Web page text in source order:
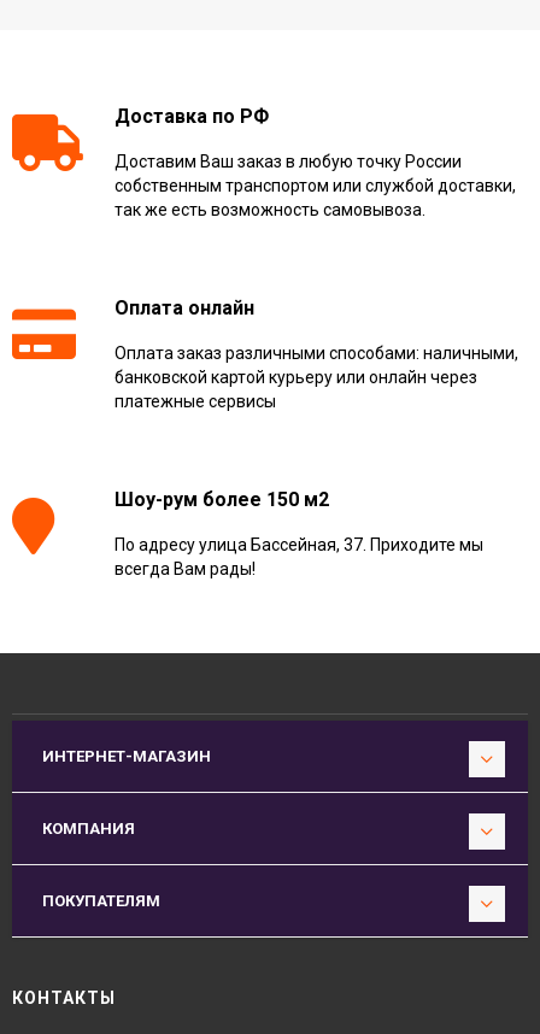
Доставка по РФ
Доставим Ваш заказ в любую точку России
собственным транспортом или службой доставки,
так же есть возможность самовывоза.
Оплата онлайн
Оплата заказ различными способами: наличными,
банковской картой курьеру или онлайн через
платежные сервисы
Шоу-рум более 150 м2
По адресу улица Бассейная, 37. Приходите мы
всегда Вам рады!
ИНТЕРНЕТ-МАГАЗИН
КОМПАНИЯ
ПОКУПАТЕЛЯМ
КОНТАКТЫ